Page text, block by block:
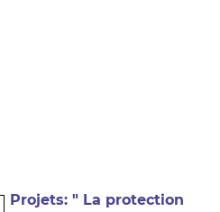
Projets: " La protection